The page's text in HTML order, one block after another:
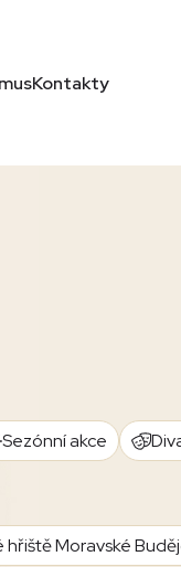
Kontakty
Sezónní akce
Moravské